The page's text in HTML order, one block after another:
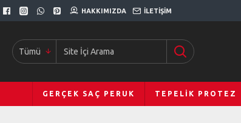
HAKKIMIZDA İLETIŞIM
Tümü
GERÇEK SAÇ PERUK TEPELIK PROTEZ